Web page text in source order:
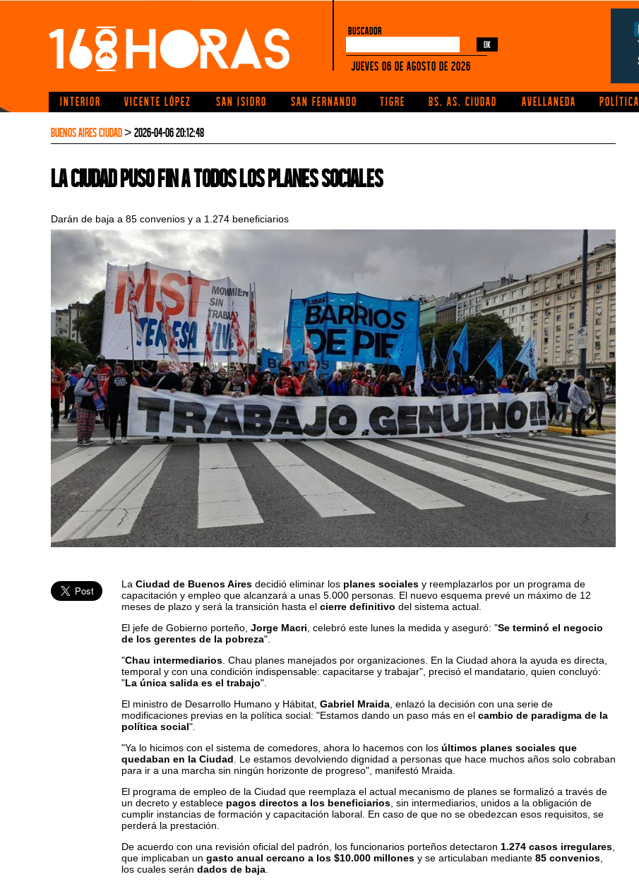
buscador
Jueves 06 de Agosto de 2026
INTERIOR VICENTE LÓPEZ SAN ISIDRO SAN FERNANDO TIGRE BS. AS. CIUDAD AVELLANEDA POLÍTICA
BUENOS AIRES CIUDAD> 2026-04-06 20:12:48
La Ciudad puso fin a todos los planes sociales
Darán de baja a 85 convenios y a 1.274 beneficiarios
La Ciudad de Buenos Aires decidió eliminar los planes sociales y reemplazarlos por un programa de
capacitación y empleo que alcanzará a unas 5.000 personas. El nuevo esquema prevé un máximo de 12
meses de plazo y será la transición hasta el cierre definitivo del sistema actual.
El jefe de Gobierno porteño, Jorge Macri , celebró este lunes la medida y aseguró: "Se terminó el negocio
de los gerentes de la pobreza".
"Chau intermediarios . Chau planes manejados por organizaciones. En la Ciudad ahora la ayuda es directa,
temporal y con una condición indispensable: capacitarse y trabajar", precisó el mandatario, quien concluyó:
"La única salida es el trabajo".
El ministro de Desarrollo Humano y Hábitat, Gabriel Mraida , enlazó la decisión con una serie de
modificaciones previas en la política social: "Estamos dando un paso más en el cambio de paradigma de la
política social".
"Ya lo hicimos con el sistema de comedores, ahora lo hacemos con los últimos planes sociales que
quedaban en la Ciudad . Le estamos devolviendo dignidad a personas que hace muchos años solo cobraban
para ir a una marcha sin ningún horizonte de progreso", manifestó Mraida.
El programa de empleo de la Ciudad que reemplaza el actual mecanismo de planes se formalizó a través de
un decreto y establece pagos directos a los beneficiarios , sin intermediarios, unidos a la obligación de
cumplir instancias de formación y capacitación laboral. En caso de que no se obedezcan esos requisitos, se
perderá la prestación.
De acuerdo con una revisión oficial del padrón, los funcionarios porteños detectaron 1.274 casos irregulares
que implicaban un gasto anual cercano a los $10.000 millones y se articulaban mediante 85 convenios
los cuales serán dados de baja